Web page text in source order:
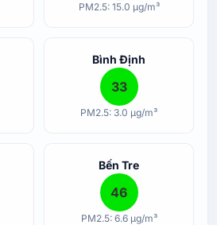
PM2.5: 15.0 µg/m³
Bình Định
33
PM2.5: 3.0 µg/m³
Bến Tre
46
PM2.5: 6.6 µg/m³